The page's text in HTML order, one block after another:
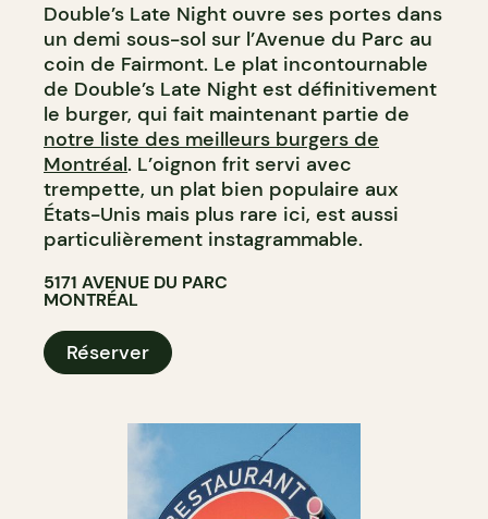
Double’s Late Night ouvre ses portes dans
un demi sous-sol sur l’Avenue du Parc au
coin de Fairmont. Le plat incontournable
de Double’s Late Night est définitivement
le burger, qui fait maintenant partie de
notre liste des meilleurs burgers de
Montréal. L’oignon frit servi avec
trempette, un plat bien populaire aux
États-Unis mais plus rare ici, est aussi
particulièrement instagrammable.
5171 AVENUE DU PARC
MONTRÉAL
Réserver